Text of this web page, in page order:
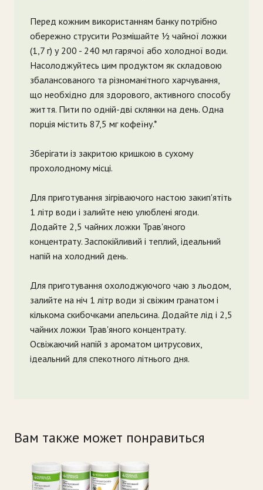
Перед кожним використанням банку потрібно
обережно струсити Розмішайте ½ чайної ложки
(1,7 г) у 200 - 240 мл гарячої або холодної води.
Насолоджуйтесь цим продуктом як складовою
збалансованого та різноманітного харчування,
що необхідно для здорового, активного способу
життя. Пити по одній-дві склянки на день. Одна
порція містить 87,5 мг кофеїну.*
Зберігати із закритою кришкою в сухому
прохолодному місці.
Для приготування зігріваючого настою закип'ятіть
1 літр води і залийте нею улюблені ягоди.
Додайте 2,5 чайних ложки Трав'яного
концентрату. Заспокійливий і теплий, ідеальний
напій на холодний день.
Для приготування охолоджуючого чаю з льодом,
залийте на ніч 1 літр води зі свіжим гранатом і
кількома скибочками апельсина. Додайте лід і 2,5
чайних ложки Трав'яного концентрату.
Освіжаючий напій з ароматом цитрусових,
ідеальний для спекотного літнього дня.
Вам также может понравиться